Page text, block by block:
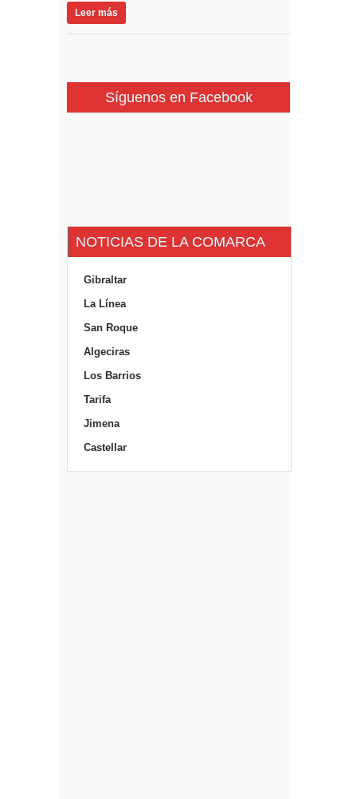
Leer más
Síguenos en Facebook
NOTICIAS DE LA COMARCA
Gibraltar
La Línea
San Roque
Algeciras
Los Barrios
Tarifa
Jimena
Castellar